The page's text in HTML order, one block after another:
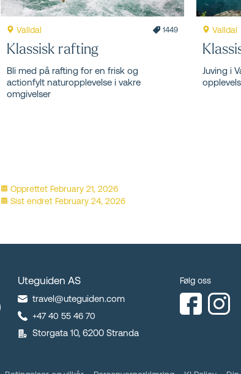
Valldal 1449
Klassisk rafting
Bli med på rafting for en frisk og
actionfylt naturopplevelse i vakre
omgivelser
Valldal
Juving i
Opprettet February 21, 2026
Sist endret February 24, 2026
Uteguiden AS
travel@uteguiden.com
+47 40 55 46 70
Storgata 10, 6200 Stranda
Følg oss